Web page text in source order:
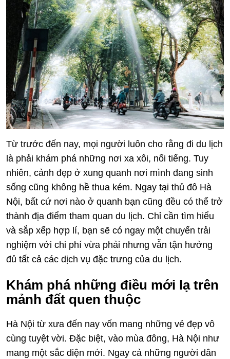
Từ trước đến nay, mọi người luôn cho rằng đi du lịch
là phải khám phá những nơi xa xôi, nổi tiếng. Tuy
nhiên, cảnh đẹp ở xung quanh nơi mình đang sinh
sống cũng không hề thua kém. Ngay tại thủ đô Hà
Nội, bất cứ nơi nào ở quanh bạn cũng đều có thể trở
thành địa điểm tham quan du lịch. Chỉ cần tìm hiểu
và sắp xếp hợp lí, bạn sẽ có ngay một chuyến trải
nghiệm với chi phí vừa phải nhưng vẫn tận hưởng
đủ tất cả các dịch vụ đặc trưng của du lịch.
Khám phá những điều mới lạ trên
mảnh đất quen thuộc
Hà Nội từ xưa đến nay vốn mang những vẻ đẹp vô
cùng tuyệt vời. Đặc biệt, vào mùa đông, Hà Nội như
mang một sắc diện mới. Ngay cả những người dân